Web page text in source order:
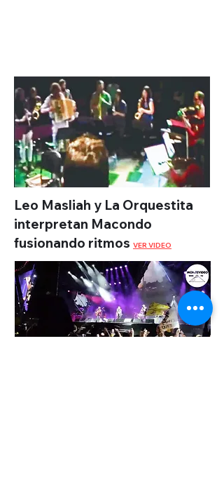
Leo Masliah y La Orquestita
interpretan Macondo
fusionando ritmos VER VIDEO